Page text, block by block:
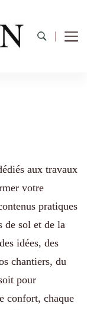
aux travaux
votre
pratiques
de sol et de la
idées, des
chantiers, du
pour
confort, chaque